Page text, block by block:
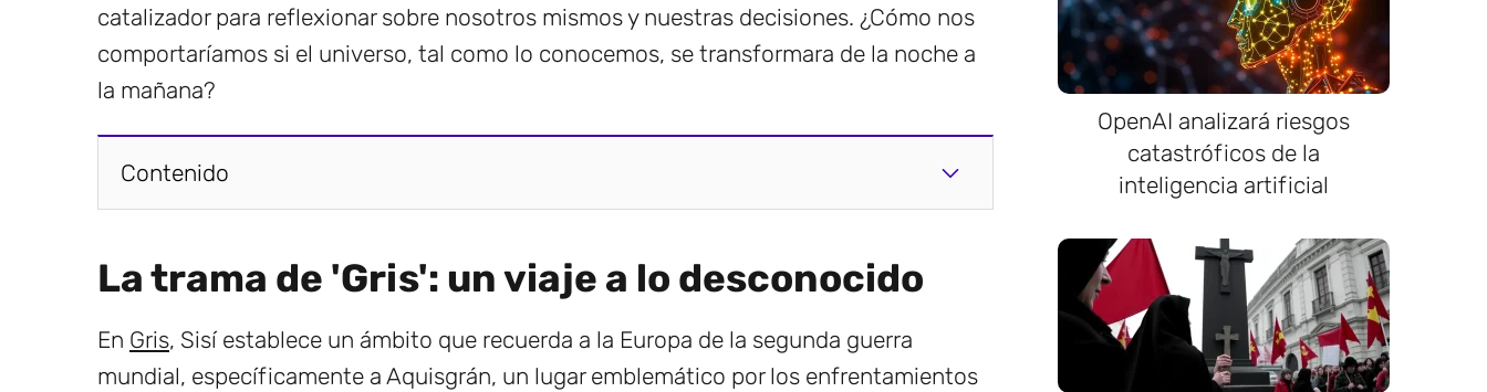
catalizador para reflexionar sobre nosotros mismos y nuestras decisiones. ¿Cómo nos
comportaríamos si el universo, tal como lo conocemos, se transformara de la noche a
la mañana?
Contenido
La trama de 'Gris': un viaje a lo desconocido
En Gris, Sisí establece un ámbito que recuerda a la Europa de la segunda guerra
mundial, específicamente a Aquisgrán, un lugar emblemático por los enfrentamientos
OpenAI analizará riesgos
catastróficos de la
inteligencia artificial